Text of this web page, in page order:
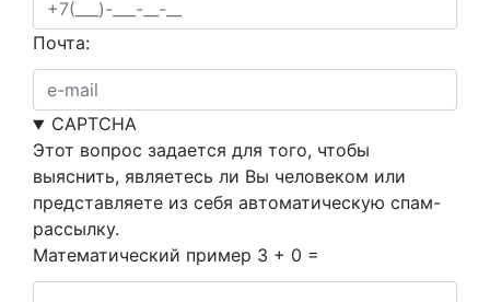
Почта:
CAPTCHA
Этот вопрос задается для того, чтобы
выяснить, являетесь ли Вы человеком или
представляете из себя автоматическую спам-
рассылку.
Математический пример 3 + 0 =